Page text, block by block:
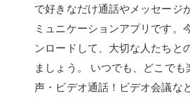
で好きなだけ通話やメッセージ
ミュニケーションアプリです。
ンロードして、大切な人たちと
ましょう。 いつでも、どこで
声・ビデオ通話！ビデオ会議な